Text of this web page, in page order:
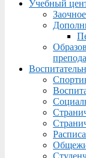
Учебный